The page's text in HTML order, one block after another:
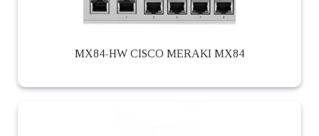
MX84-HW CISCO MERAKI MX84